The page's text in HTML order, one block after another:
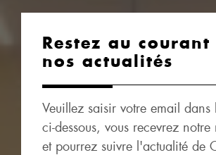
Restez au courant
nos actualités
Veuillez saisir votre email dans
ci-dessous, vous recevrez notre
et pourrez suivre l'actualité de